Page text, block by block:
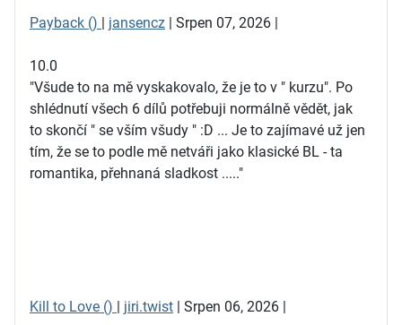
Payback () | jansencz | Srpen 07, 2026 |
10.0
"Všude to na mě vyskakovalo, že je to v " kurzu". Po
shlédnutí všech 6 dílů potřebuji normálně vědět, jak
to skončí " se vším všudy " :D ... Je to zajímavé už jen
tím, že se to podle mě netváři jako klasické BL - ta
romantika, přehnaná sladkost ....."
Kill to Love () | jiri.twist | Srpen 06, 2026 |